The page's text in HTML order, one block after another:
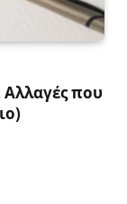
Αλλαγές που